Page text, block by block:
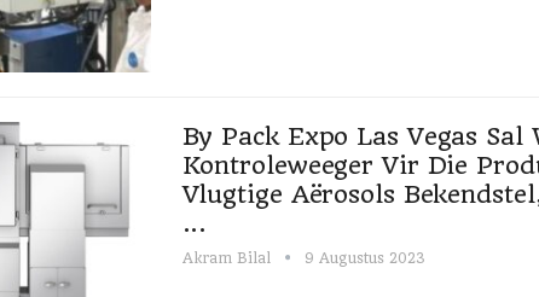
By Pack Expo Las Vegas
Kontroleweeger Vir Die
Vlugtige Aërosols
...
Akram Bilal 9 Augustus 2023